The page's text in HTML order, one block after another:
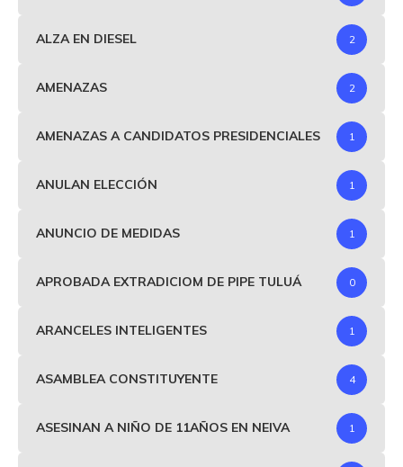
ALZA EN DIESEL 2
AMENAZAS 2
AMENAZAS A CANDIDATOS PRESIDENCIALES 1
ANULAN ELECCIÓN 1
ANUNCIO DE MEDIDAS 1
APROBADA EXTRADICIOM DE PIPE TULUÁ 0
ARANCELES INTELIGENTES 1
ASAMBLEA CONSTITUYENTE 4
ASESINAN A NIÑO DE 11AÑOS EN NEIVA 1